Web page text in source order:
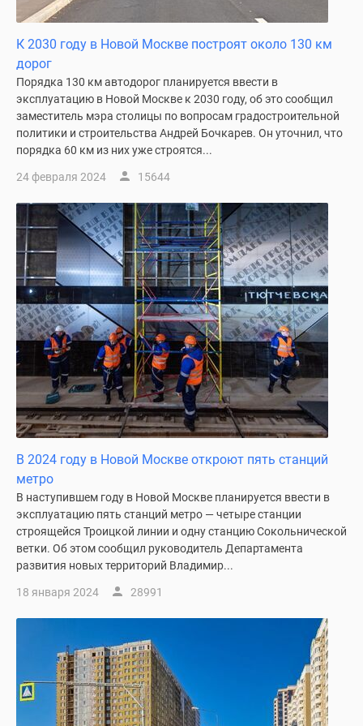
К 2030 году в Новой Москве построят около 130 км
дорог
Порядка 130 км автодорог планируется ввести в
эксплуатацию в Новой Москве к 2030 году, об это сообщил
заместитель мэра столицы по вопросам градостроительной
политики и строительства Андрей Бочкарев. Он уточнил, что
порядка 60 км из них уже строятся...
24 февраля 2024 15644
В 2024 году в Новой Москве откроют пять станций
метро
В наступившем году в Новой Москве планируется ввести в
эксплуатацию пять станций метро — четыре станции
строящейся Троицкой линии и одну станцию Сокольнической
ветки. Об этом сообщил руководитель Департамента
развития новых территорий Владимир...
18 января 2024 28991